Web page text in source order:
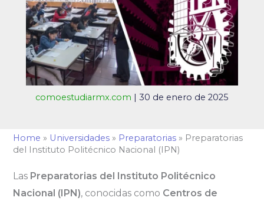
comoestudiarmx.com | 30 de enero de 2025
Home » Universidades » Preparatorias » Preparatorias
del Instituto Politécnico Nacional (IPN)
Las Preparatorias del Instituto Politécnico
Nacional (IPN), conocidas como Centros de